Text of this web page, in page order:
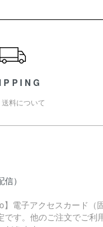
送料について
）
電子アクセスカード（
です。他のご注文でご利